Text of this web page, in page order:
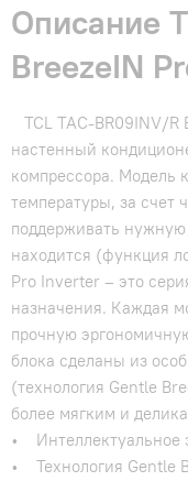
Описание
BreezeIN
TCL TAC-BR09INV/R
настенный
компрессора. Модель
температуры, за счет
поддерживать нужную
находится (функция
Pro Inverter – это
назначения. Каждая
прочную
блока сделаны из
(технология Gentle
более мягким и
• Интеллектуальное
• Технология Gentle